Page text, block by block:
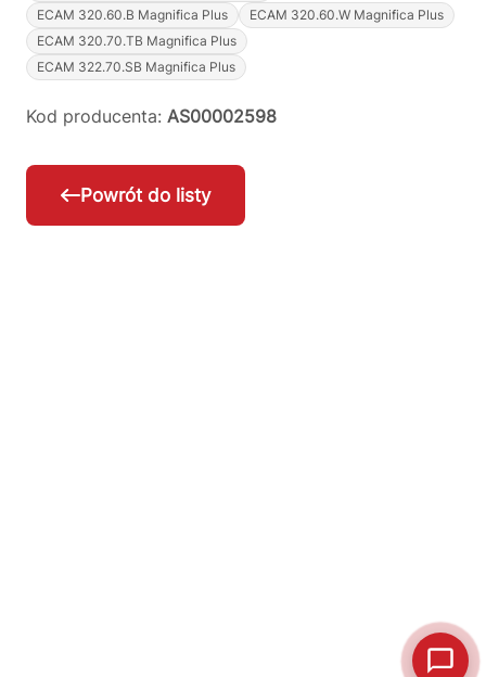
ECAM 320.60.B Magnifica Plus
ECAM 320.60.W Magnifica Plus
ECAM 320.70.TB Magnifica Plus
ECAM 322.70.SB Magnifica Plus
Kod producenta: AS00002598
Powrót do listy